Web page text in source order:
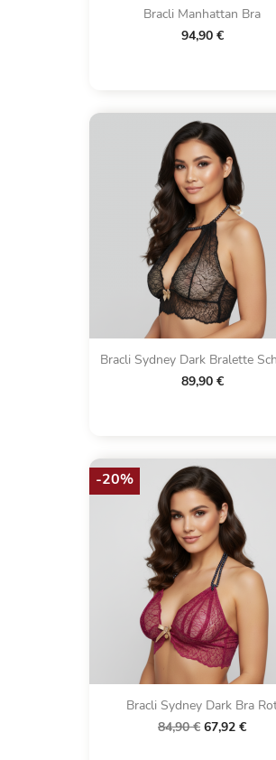
Bracli Manhattan Bra
94,90 €
Bracli Sydney Dark Bralette
89,90 €
Bracli Sydney Dark Bra
84,90 € 67,92 €
-20%